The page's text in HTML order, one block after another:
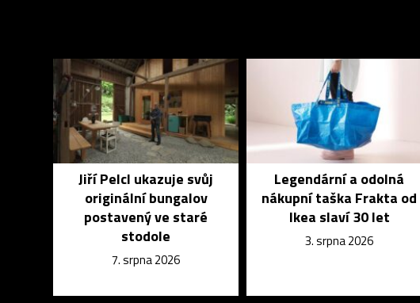
Jiří Pelcl ukazuje svůj
originální bungalov
postavený ve staré
stodole
7. srpna 2026
Legendární a odolná
nákupní taška Frakta od
Ikea slaví 30 let
3. srpna 2026